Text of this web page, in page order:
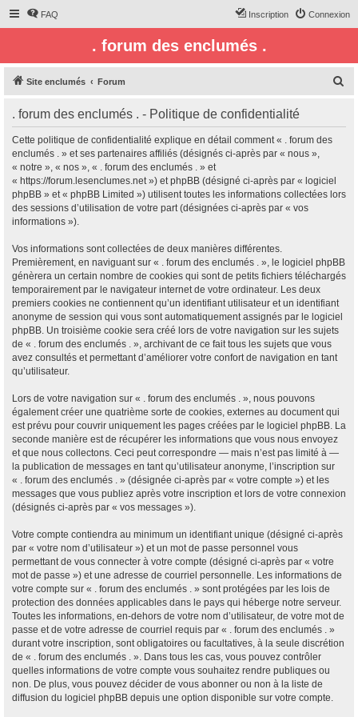
FAQ Connexion
Inscription
. forum des enclumés .
Site enclumés Forum
c
. forum des enclumés . - Politique de confidentialité
Cette politique de confidentialité explique en détail comment « . forum des
enclumés . » et ses partenaires affiliés (désignés ci-après par « nous »,
« notre », « nos », « . forum des enclumés . » et
« https://forum.lesenclumes.net ») et phpBB (désigné ci-après par « logiciel
phpBB » et « phpBB Limited ») utilisent toutes les informations collectées lors
des sessions d’utilisation de votre part (désignées ci-après par « vos
informations »).
Vos informations sont collectées de deux manières différentes.
Premièrement, en naviguant sur « . forum des enclumés . », le logiciel phpBB
génèrera un certain nombre de cookies qui sont de petits fichiers téléchargés
temporairement par le navigateur internet de votre ordinateur. Les deux
premiers cookies ne contiennent qu’un identifiant utilisateur et un identifiant
anonyme de session qui vous sont automatiquement assignés par le logiciel
phpBB. Un troisième cookie sera créé lors de votre navigation sur les sujets
de « . forum des enclumés . », archivant de ce fait tous les sujets que vous
avez consultés et permettant d’améliorer votre confort de navigation en tant
qu’utilisateur.
Lors de votre navigation sur « . forum des enclumés . », nous pouvons
également créer une quatrième sorte de cookies, externes au document qui
est prévu pour couvrir uniquement les pages créées par le logiciel phpBB. La
seconde manière est de récupérer les informations que vous nous envoyez
et que nous collectons. Ceci peut correspondre — mais n’est pas limité à —
la publication de messages en tant qu’utilisateur anonyme, l’inscription sur
« . forum des enclumés . » (désignée ci-après par « votre compte ») et les
messages que vous publiez après votre inscription et lors de votre connexion
(désignés ci-après par « vos messages »).
Votre compte contiendra au minimum un identifiant unique (désigné ci-après
par « votre nom d’utilisateur ») et un mot de passe personnel vous
permettant de vous connecter à votre compte (désigné ci-après par « votre
mot de passe ») et une adresse de courriel personnelle. Les informations de
votre compte sur « . forum des enclumés . » sont protégées par les lois de
protection des données applicables dans le pays qui héberge notre serveur.
Toutes les informations, en-dehors de votre nom d’utilisateur, de votre mot de
passe et de votre adresse de courriel requis par « . forum des enclumés . »
durant votre inscription, sont obligatoires ou facultatives, à la seule discrétion
de « . forum des enclumés . ». Dans tous les cas, vous pouvez contrôler
quelles informations de votre compte vous souhaitez rendre publiques ou
non. De plus, vous pouvez décider de vous abonner ou non à la liste de
diffusion du logiciel phpBB depuis une option disponible sur votre compte.